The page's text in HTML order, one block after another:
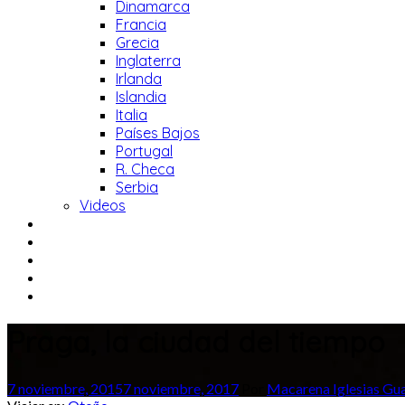
Dinamarca
Francia
Grecia
Inglaterra
Irlanda
Islandia
Italia
Países Bajos
Portugal
R. Checa
Serbia
Videos
7 noviembre, 20157 noviembre, 2017
Macarena Iglesias